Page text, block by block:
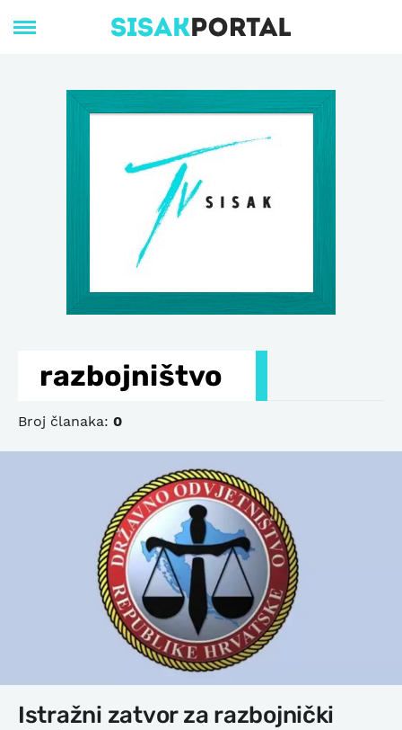
razbojništvo
Broj članaka: 0
Istražni zatvor za razbojnički